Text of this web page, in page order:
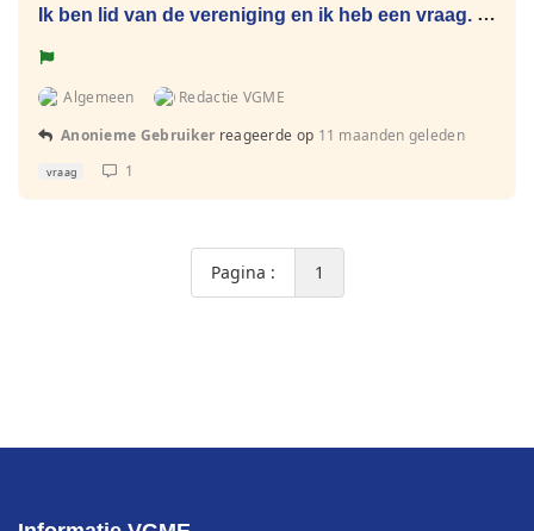
Ik ben lid van de vereniging en ik heb een vraag. Waar kan ik met mijn vragen terecht?
Algemeen
Redactie VGME
Anonieme Gebruiker reageerde op 11 maanden geleden
vraag 1
Pagina : 1